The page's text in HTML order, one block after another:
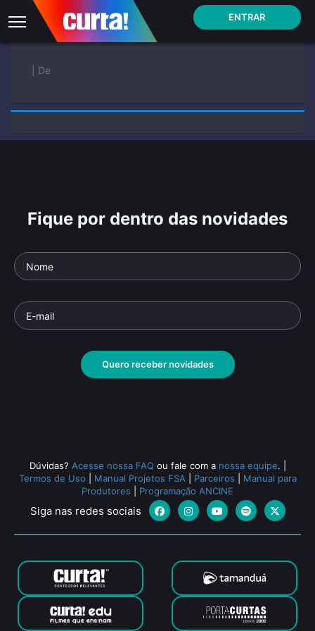
ENTRAR
| De
Fique por dentro das novidades
Quero receber novidades
Dúvidas? Acesse nossa FAQ ou fale com a nossa equipe.
Termos de Uso
Manual Projetos FSA Parceiros
Manual para
Produtores
Programação ANCINE
Siga nas redes sociais